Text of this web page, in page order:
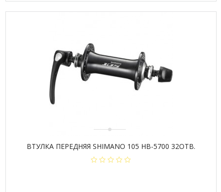
ВТУЛКА ПЕРЕДНЯЯ SHIMANO 105 HB-5700 32ОТВ.